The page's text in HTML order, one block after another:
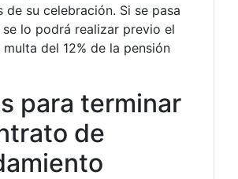
de su celebración. Si se pasa
lo podrá realizar previo el
del 12% de la pensión
para terminar
de